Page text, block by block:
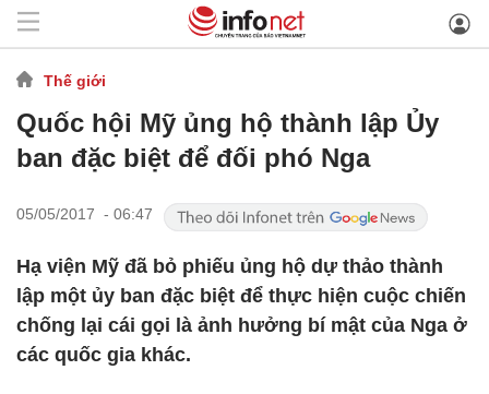
Thế giới
Quốc hội Mỹ ủng hộ thành lập Ủy
ban đặc biệt để đối phó Nga
05/05/2017 - 06:47
Hạ viện Mỹ đã bỏ phiếu ủng hộ dự thảo thành
lập một ủy ban đặc biệt để thực hiện cuộc chiến
chống lại cái gọi là ảnh hưởng bí mật của Nga ở
các quốc gia khác.